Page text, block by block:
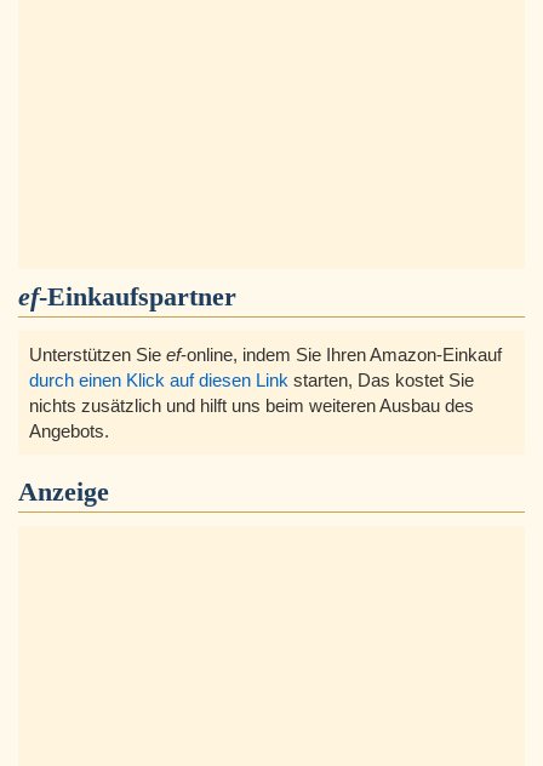
ef-Einkaufspartner
Unterstützen Sie ef-online, indem Sie Ihren Amazon-Einkauf
durch einen Klick auf diesen Link starten, Das kostet Sie
nichts zusätzlich und hilft uns beim weiteren Ausbau des
Angebots.
Anzeige